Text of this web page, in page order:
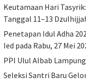
Keutamaan Hari
Tanggal 11–13
Penetapan Idul Adha
Ied pada Rabu, 27 Mei
PPI Ulul Albab
Seleksi Santri Baru